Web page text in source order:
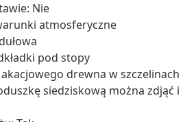
Nie
atmosferyczne
pod stopy
drewna w szczelinach
siedziskową można zdjąć i